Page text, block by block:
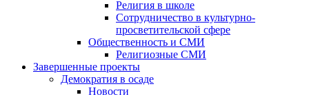
Религия в школе
Сотрудничество в культурно-
просветительской сфере
Общественность и СМИ
Религиозные СМИ
Завершенные проекты
Демократия в осаде
Новости